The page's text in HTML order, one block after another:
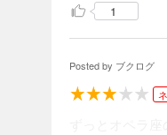
1
Posted by ブクログ